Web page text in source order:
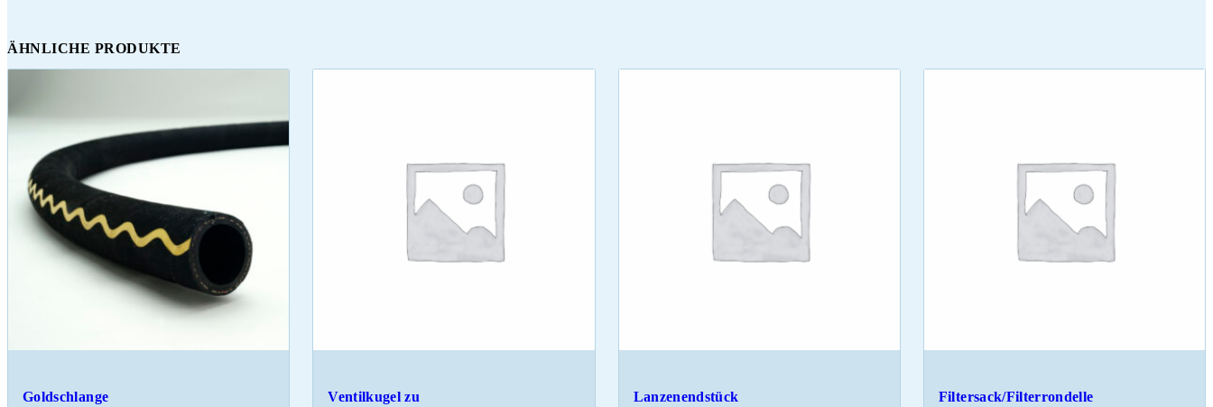
ÄHNLICHE PRODUKTE
Goldschlange
Ventilkugel zu
Lanzenendstück
Filtersack/Filterrondelle